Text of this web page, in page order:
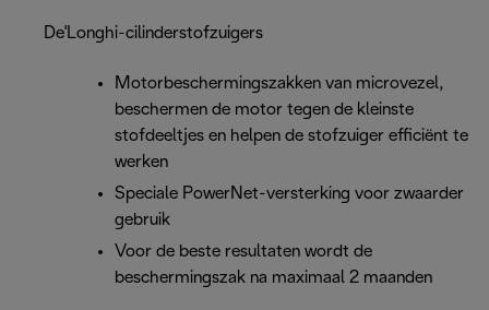
De'Longhi-cilinderstofzuigers
Motorbeschermingszakken van microvezel,
beschermen de motor tegen de kleinste
stofdeeltjes en helpen de stofzuiger efficiënt te
werken
Speciale PowerNet-versterking voor zwaarder
gebruik
Voor de beste resultaten wordt de
beschermingszak na maximaal 2 maanden